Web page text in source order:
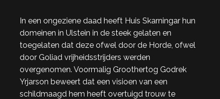
In een ongeziene daad heeft Huis Skarningar hun
domeinen in Ulstein in de steek gelaten en
toegelaten dat deze ofwel door de Horde, ofwel
door Goliad vrijheidsstrijders werden
overgenomen. Voormalig Groothertog Godrek
Yrjarson beweert dat een visioen van een
schildmaagd hem heeft overtuigd trouw te